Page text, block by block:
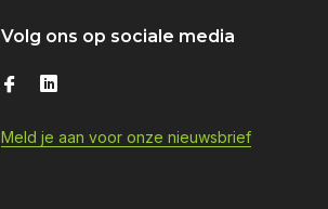
Volg ons op sociale media
Meld je aan voor onze nieuwsbrief